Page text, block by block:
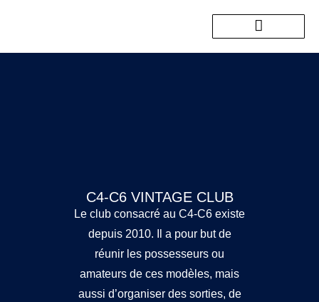
C4-C6 VINTAGE CLUB
Le club consacré au C4-C6 existe
depuis 2010. Il a pour but de
réunir les possesseurs ou
amateurs de ces modèles, mais
aussi d’organiser des sorties, de